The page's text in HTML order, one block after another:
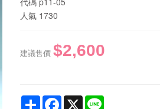
人氣 1730
建議售價 $2,600
ShareFacebook
X